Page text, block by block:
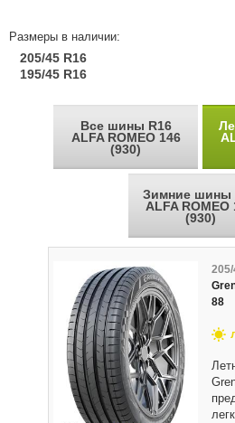
Размеры в наличии:
205/45 R16
195/45 R16
Все шины R16
ALFA ROMEO 146
(930)
Зимние шины
ALFA ROMEO
(930)
88